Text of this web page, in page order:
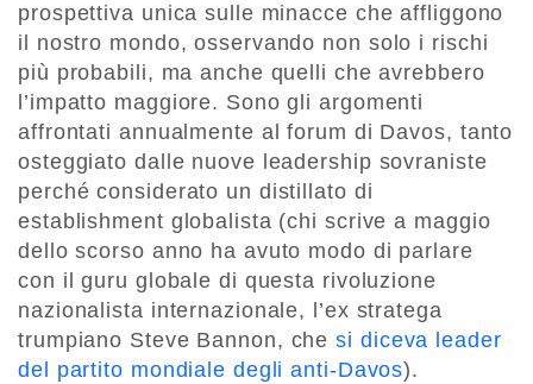
prospettiva unica sulle minacce che affliggono
il nostro mondo, osservando non solo i rischi
più probabili, ma anche quelli che avrebbero
l’impatto maggiore. Sono gli argomenti
affrontati annualmente al forum di Davos, tanto
osteggiato dalle nuove leadership sovraniste
perché considerato un distillato di
establishment globalista (chi scrive a maggio
dello scorso anno ha avuto modo di parlare
con il guru globale di questa rivoluzione
nazionalista internazionale, l’ex stratega
trumpiano Steve Bannon, chesi diceva leader
del partito mondiale degli anti-Davos).